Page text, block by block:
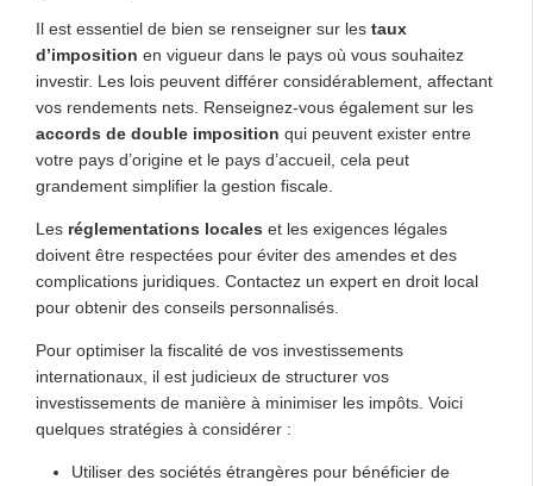
Il est essentiel de bien se renseigner sur les taux
d’imposition en vigueur dans le pays où vous souhaitez
investir. Les lois peuvent différer considérablement, affectant
vos rendements nets. Renseignez-vous également sur les
accords de double imposition qui peuvent exister entre
votre pays d’origine et le pays d’accueil, cela peut
grandement simplifier la gestion fiscale.
Les réglementations locales et les exigences légales
doivent être respectées pour éviter des amendes et des
complications juridiques. Contactez un expert en droit local
pour obtenir des conseils personnalisés.
Pour optimiser la fiscalité de vos investissements
internationaux, il est judicieux de structurer vos
investissements de manière à minimiser les impôts. Voici
quelques stratégies à considérer :
Utiliser des sociétés étrangères pour bénéficier de